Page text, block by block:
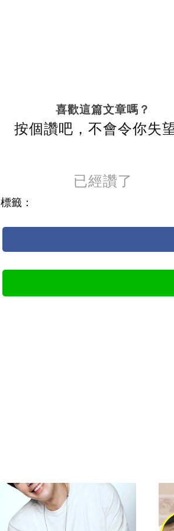
喜歡這篇文章嗎？
按個讚吧，不會令你失望
已經讚了
標籤：